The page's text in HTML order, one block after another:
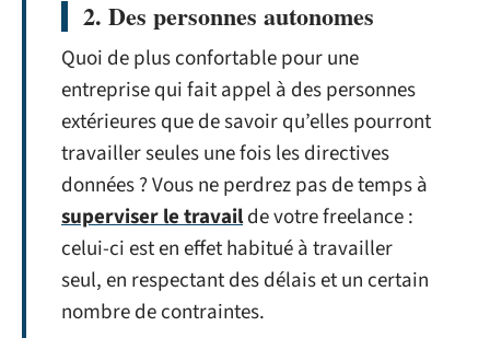
2. Des personnes autonomes
Quoi de plus confortable pour une
entreprise qui fait appel à des personnes
extérieures que de savoir qu’elles pourront
travailler seules une fois les directives
données ? Vous ne perdrez pas de temps à
superviser le travailde votre freelance :
celui-ci est en effet habitué à travailler
seul, en respectant des délais et un certain
nombre de contraintes.